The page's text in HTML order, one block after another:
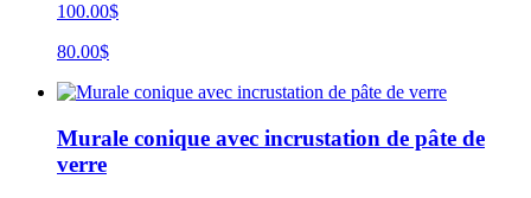
100.00$
80.00$
Murale conique avec incrustation de pâte de
verre